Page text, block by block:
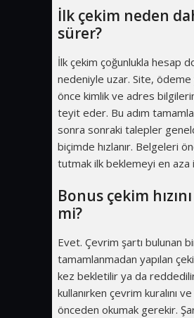
İlk çekim neden
sürer?
İlk çekim çoğunlukla hesap
nedeniyle uzar. Site, ödeme
önce kimlik ve adres
teyit eder. Bu adım
sonra sonraki talepler
biçimde hızlanır. Belgeleri
tutmak ilk beklemeyi en aza
Bonus çekim
mi?
Evet. Çevrim şartı bulunan
tamamlanmadan yapılan
kez bekletilir ya da
kullanırken çevrim kuralını
önceden okumak gerekir.